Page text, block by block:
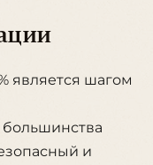
является шагом
и